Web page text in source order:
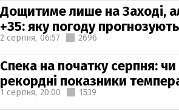
Дощитиме лише на Заході,
+35: яку погоду
2 серпня, 06:57 2696
Спека на початку серпня:
рекордні показники
1 серпня, 20:00 1539